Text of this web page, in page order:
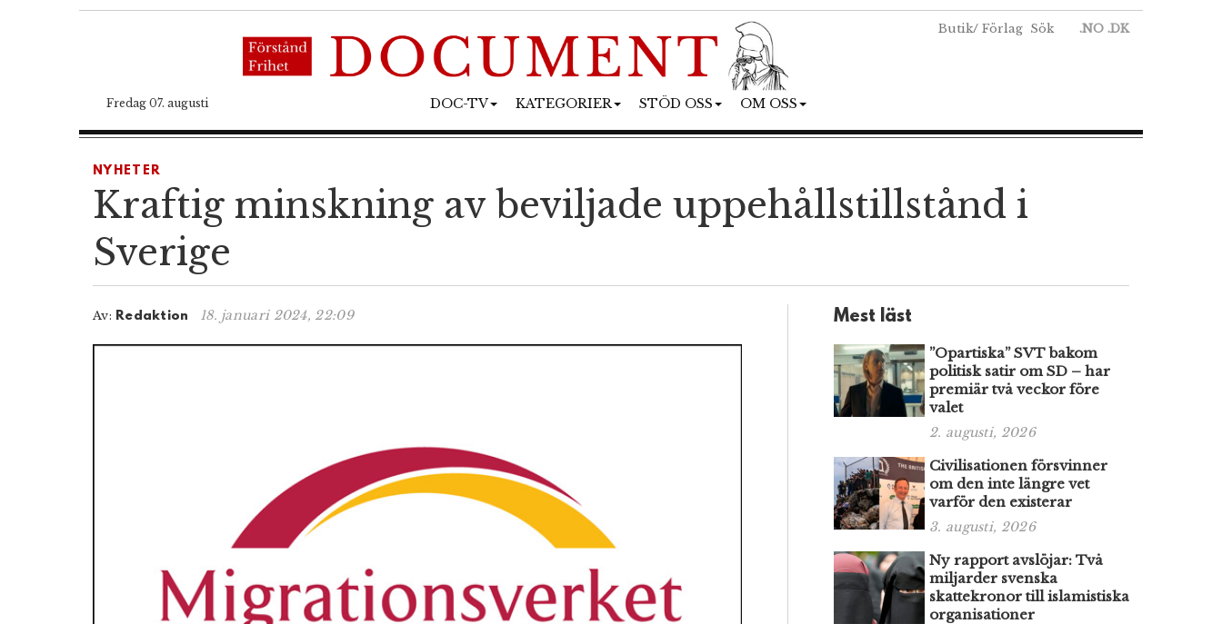
Butik/ Förlag Sök .NO .DK
Fredag 07. augusti DOC-TV KATEGORIER STÖD OSS OM OSS
NYHETER
Kraftig minskning av beviljade uppehållstillstånd i
Sverige
Av: Redaktion 18. januari 2024, 22:09 Mest läst
”Opartiska” SVT bakom
politisk satir om SD – har
premiär två veckor före
valet
2. augusti, 2026
Civilisationen försvinner
om den inte längre vet
varför den existerar
3. augusti, 2026
Ny rapport avslöjar: Två
miljarder svenska
skattekronor till islamistiska
organisationer